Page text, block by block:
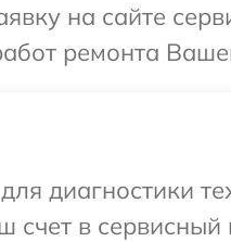
на сайте
ремонта
диагностики
в сервисный